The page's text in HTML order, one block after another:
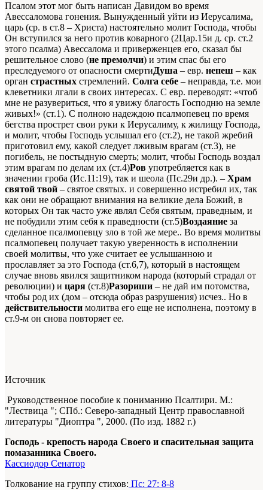
Псалом этот мог быть написан Давидом во время
Авессаломова гонения. Вынужденный уйти из Иерусалима,
царь (ср. в ст.8 – Христа) настоятельно молит Господа, чтобы
Он вступился за него против коварного (2Цар.15и д. ср. ст.2
этого псалма) Авессалома и приверженцев его, сказал бы
решительное слово (не премолчи) и этим спас бы его
преследуемого от опасности смертиДуша – евр. непеш – как
орган страстных стремлений. Солга себе – неправда, т.е. мои
клеветники лгали в своих интересах. С евр. переводят: «чтоб
мне не разувериться, что я увижу благость Господню на земле
живых!» (ст.1). С полною надеждою псалмопевец по время
бегства прострет свои руки к Иерусалиму, к жилищу Господа,
и молит, чтобы Господь услышал его (ст.2), не такой жребий
приготовил ему, какой следует лживым врагам (ст.3), не
погибель, не постыдную смерть; молит, чтобы Господь воздал
этим врагам по делам их (ст.4)Ров употребляется как в
значении гроба (Ис.11:19), так и шеола (Пс.29и др.). – Храм
святой твой – святое святых. и совершенно истребил их, так
как они не обращают внимания на великие дела Божий, в
которых Он так часто уже являл Себя святым, праведным, и
не побудили этим себя к праведности (ст.5)Воздаяние за
сделанное псалмопевцу зло в той же мере.. Во время молитвы
псалмопевец получает такую уверенность в исполнении
своей молитвы, что уже считает ее услышанною и
прославляет за это Господа (ст.6,7), который в настоящем
случае вновь явился защитником народа (который страдал от
революции) и царя (ст.8)Разориши – не дай им потомства,
чтобы род их (дом – отсюда образ разрушения) исчез.. Но в
действительности молитва его еще не исполнена, поэтому в
ст.9-м он снова повторяет ее.
Источник
Руководственное пособие к пониманию Псалтири. М.:
"Лествица "; СПб.: Северо-западный Центр православной
литературы "Диоптра ", 2000. (По изд. 1882 г.)
Господь - крепость народа Своего и спасительная защита
помазанника Своего.
Кассиодор Сенатор
Толкование на группу стихов: Пс: 27: 8-8